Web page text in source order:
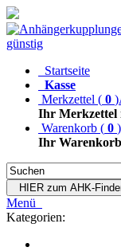
Startseite
Kasse
Merkzettel ( 0 )
Ihr Merkzettel
Warenkorb ( 0 )
Ihr
HIER zum AHK-
Menü
Kategorien: